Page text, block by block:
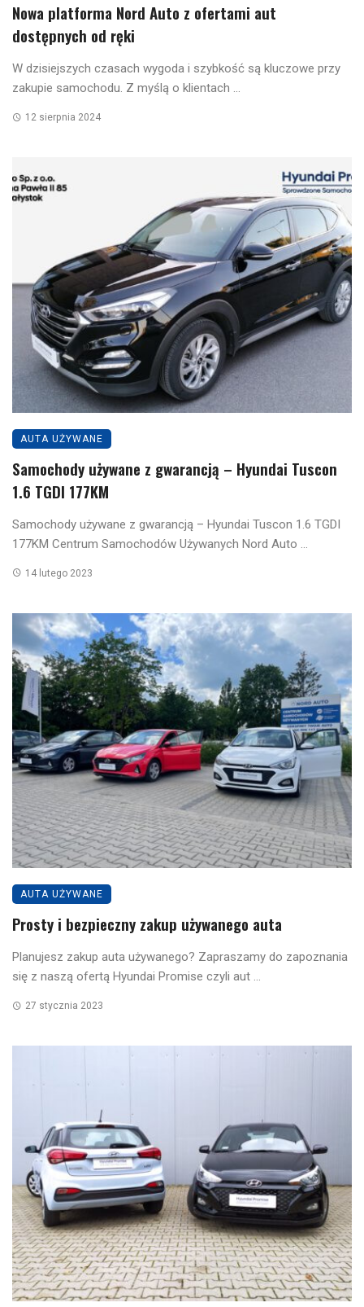
Nowa platforma Nord Auto z ofertami aut
dostępnych od ręki
W dzisiejszych czasach wygoda i szybkość są kluczowe przy
zakupie samochodu. Z myślą o klientach ...
12 sierpnia 2024
AUTA UŻYWANE
Samochody używane z gwarancją – Hyundai Tuscon
1.6 TGDI 177KM
Samochody używane z gwarancją – Hyundai Tuscon 1.6 TGDI
177KM Centrum Samochodów Używanych Nord Auto ...
14 lutego 2023
AUTA UŻYWANE
Prosty i bezpieczny zakup używanego auta
Planujesz zakup auta używanego? Zapraszamy do zapoznania
się z naszą ofertą Hyundai Promise czyli aut ...
27 stycznia 2023